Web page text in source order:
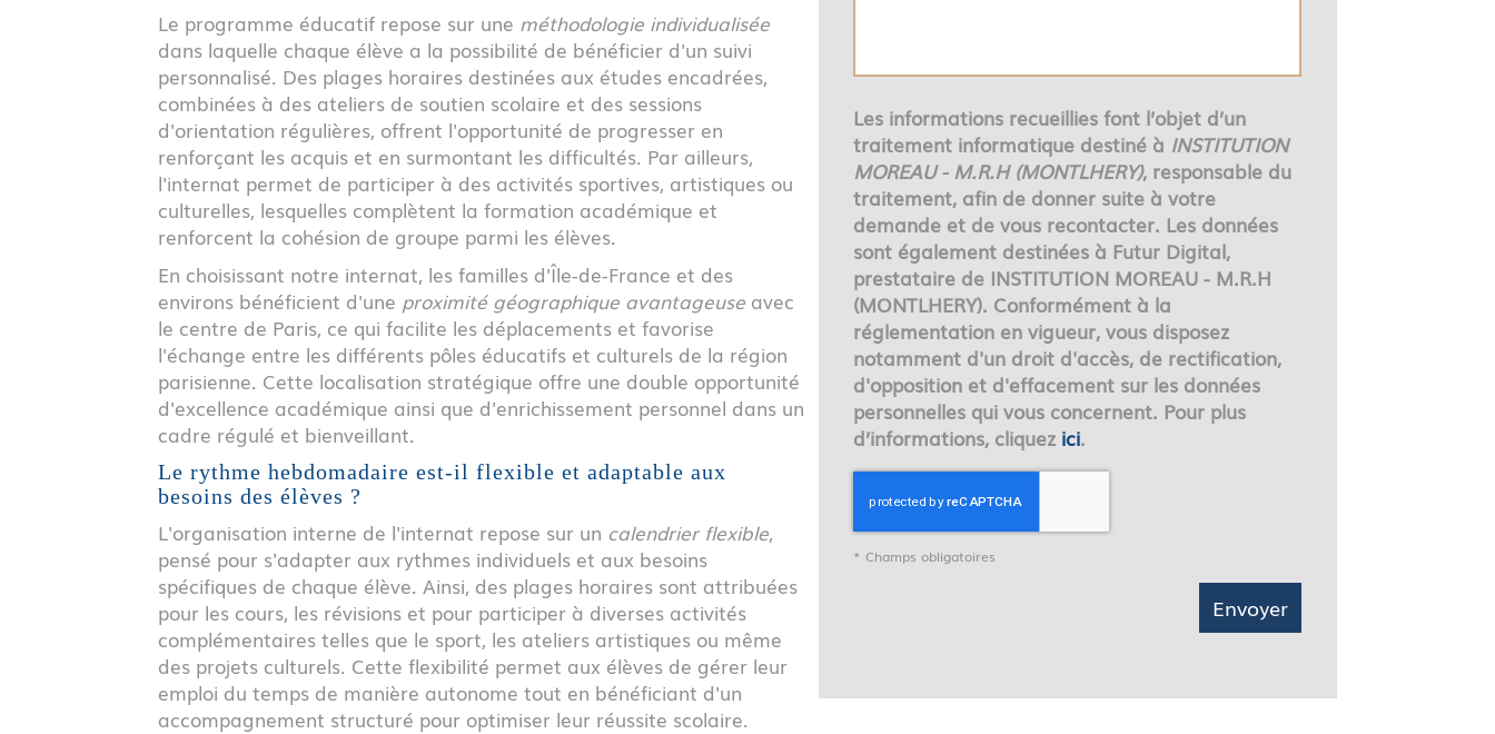
Le programme éducatif repose sur une méthodologie individualisée
dans laquelle chaque élève a la possibilité de bénéficier d'un suivi
personnalisé. Des plages horaires destinées aux études encadrées,
combinées à des ateliers de soutien scolaire et des sessions
d'orientation régulières, offrent l'opportunité de progresser en
renforçant les acquis et en surmontant les difficultés. Par ailleurs,
l'internat permet de participer à des activités sportives, artistiques ou
culturelles, lesquelles complètent la formation académique et
renforcent la cohésion de groupe parmi les élèves.
En choisissant notre internat, les familles d'Île-de-France et des
environs bénéficient d'une proximité géographique avantageuse avec
le centre de Paris, ce qui facilite les déplacements et favorise
l'échange entre les différents pôles éducatifs et culturels de la région
parisienne. Cette localisation stratégique offre une double opportunité
d'excellence académique ainsi que d'enrichissement personnel dans un
cadre régulé et bienveillant.
Le rythme hebdomadaire est-il flexible et adaptable aux
besoins des élèves ?
L'organisation interne de l'internat repose sur un calendrier flexible,
pensé pour s'adapter aux rythmes individuels et aux besoins
spécifiques de chaque élève. Ainsi, des plages horaires sont attribuées
pour les cours, les révisions et pour participer à diverses activités
complémentaires telles que le sport, les ateliers artistiques ou même
des projets culturels. Cette flexibilité permet aux élèves de gérer leur
emploi du temps de manière autonome tout en bénéficiant d'un
accompagnement structuré pour optimiser leur réussite scolaire.
Les informations recueillies font l’objet d’un
traitement informatique destiné à INSTITUTION
MOREAU - M.R.H (MONTLHERY), responsable du
traitement, afin de donner suite à votre
demande et de vous recontacter. Les données
sont également destinées à Futur Digital,
prestataire de INSTITUTION MOREAU - M.R.H
(MONTLHERY). Conformément à la
réglementation en vigueur, vous disposez
notamment d'un droit d'accès, de rectification,
d'opposition et d'effacement sur les données
personnelles qui vous concernent. Pour plus
d’informations, cliquez ici.
*Champs obligatoires